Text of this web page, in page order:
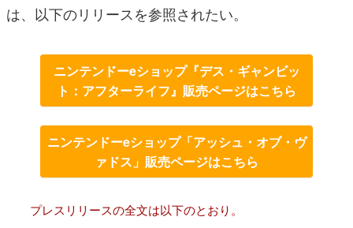
は、以下のリリースを参照されたい。
ニンテンドーeショップ『デス・ギャンビッ
ト：アフターライフ』販売ページはこちら
ニンテンドーeショップ「アッシュ・オブ・ヴ
ァドス」販売ページはこちら
プレスリリースの全文は以下のとおり。